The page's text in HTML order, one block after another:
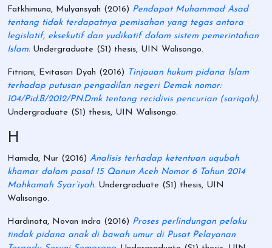
Fatkhimuna, Mulyansyah (2016) Pendapat Muhammad Asad
tentang tidak terdapatnya pemisahan yang tegas antara
legislatif, eksekutif dan yudikatif dalam sistem pemerintahan
Islam. Undergraduate (S1) thesis, UIN Walisongo.
Fitriani, Evitasari Dyah (2016) Tinjauan hukum pidana Islam
terhadap putusan pengadilan negeri Demak nomor:
104/Pid.B/2012/PN.Dmk tentang recidivis pencurian (sariqah).
Undergraduate (S1) thesis, UIN Walisongo.
H
Hamida, Nur (2016) Analisis terhadap ketentuan uqubah
khamar dalam pasal 15 Qanun Aceh Nomor 6 Tahun 2014
Mahkamah Syar’iyah. Undergraduate (S1) thesis, UIN
Walisongo.
Hardinata, Novan indra (2016) Proses perlindungan pelaku
tindak pidana anak di bawah umur di Pusat Pelayanan